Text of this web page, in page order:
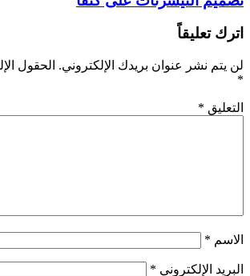
اترك تعليقاً
لن يتم نشر عنوان بريدك الإلكتروني. الحقول
*
التعليق *
الاسم *
البريد الإلكتروني *